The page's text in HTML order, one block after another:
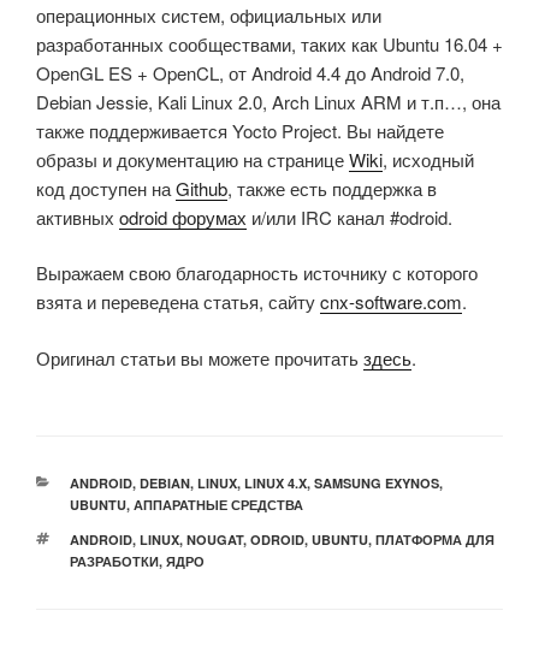
операционных систем, официальных или
разработанных сообществами, таких как Ubuntu 16.04 +
OpenGL ES + OpenCL, от Android 4.4 до Android 7.0,
Debian Jessie, Kali Linux 2.0, Arch Linux ARM и т.п…, она
также поддерживается Yocto Project. Вы найдете
образы и документацию на страницеWiki, исходный
код доступен наGithub, также есть поддержка в
активных odroid форумах и/или IRC канал #odroid.
Выражаем свою благодарность источнику с которого
взята и переведена статья, сайтуcnx-software.com.
Оригинал статьи вы можете прочитатьздесь.
РУБРИКИ
ANDROID, DEBIAN, LINUX, LINUX 4.X, SAMSUNG EXYNOS,
UBUNTU, АППАРАТНЫЕ СРЕДСТВА
МЕТКИ
ANDROID, LINUX, NOUGAT, ODROID, UBUNTU, ПЛАТФОРМА ДЛЯ
РАЗРАБОТКИ, ЯДРО